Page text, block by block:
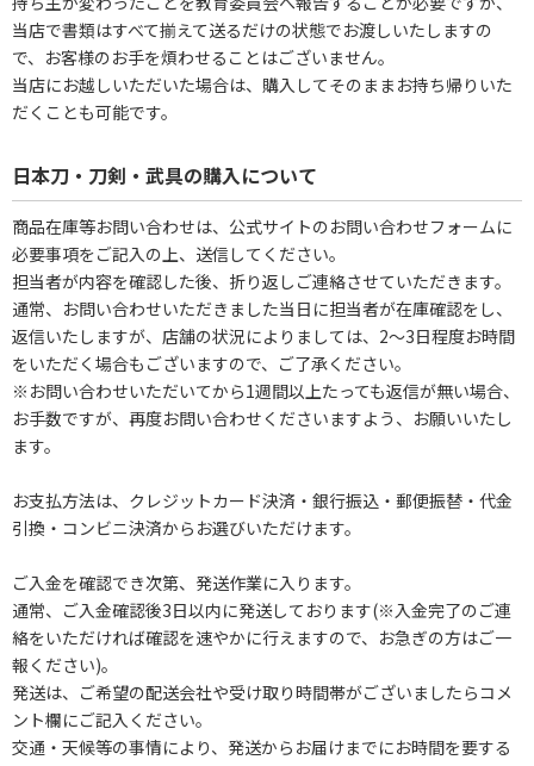
当店で書類はすべて揃えて送るだけの状態でお渡しいたしますの
で、お客様のお手を煩わせることはございません。
当店にお越しいただいた場合は、購入してそのままお持ち帰りいた
だくことも可能です。
日本刀・刀剣・武具の購入について
商品在庫等お問い合わせは、公式サイトのお問い合わせフォームに
必要事項をご記入の上、送信してください。
担当者が内容を確認した後、折り返しご連絡させていただきます。
通常、お問い合わせいただきました当日に担当者が在庫確認をし、
返信いたしますが、店舗の状況によりましては、2～3日程度お時間
をいただく場合もございますので、ご了承ください。
※お問い合わせいただいてから1週間以上たっても返信が無い場合、
お手数ですが、再度お問い合わせくださいますよう、お願いいたし
ます。
お支払方法は、クレジットカード決済・銀行振込・郵便振替・代金
引換・コンビニ決済からお選びいただけます。
ご入金を確認でき次第、発送作業に入ります。
通常、ご入金確認後3日以内に発送しております(※入金完了のご連
絡をいただければ確認を速やかに行えますので、お急ぎの方はご一
報ください)。
発送は、ご希望の配送会社や受け取り時間帯がございましたらコメ
ント欄にご記入ください。
交通・天候等の事情により、発送からお届けまでにお時間を要する